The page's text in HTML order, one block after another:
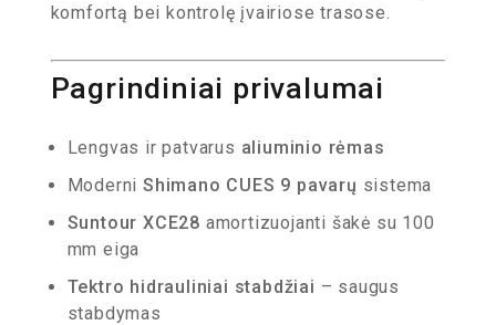
komfortą bei kontrolę įvairiose trasose.
Pagrindiniai privalumai
Lengvas ir patvarus aliuminio rėmas
Moderni Shimano CUES 9 pavarų sistema
Suntour XCE28 amortizuojanti šakė su 100
mm eiga
Tektro hidrauliniai stabdžiai – saugus
stabdymas